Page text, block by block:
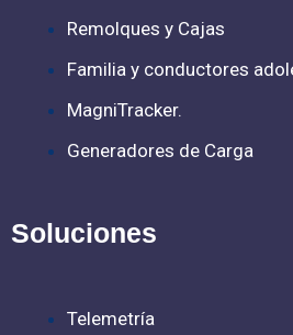
Remolques y Cajas
Familia y conductores
MagniTracker.
Generadores de Carga
Soluciones
Telemetría